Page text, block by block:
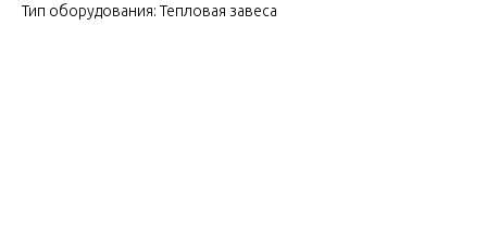
Тип оборудования: Тепловая завеса